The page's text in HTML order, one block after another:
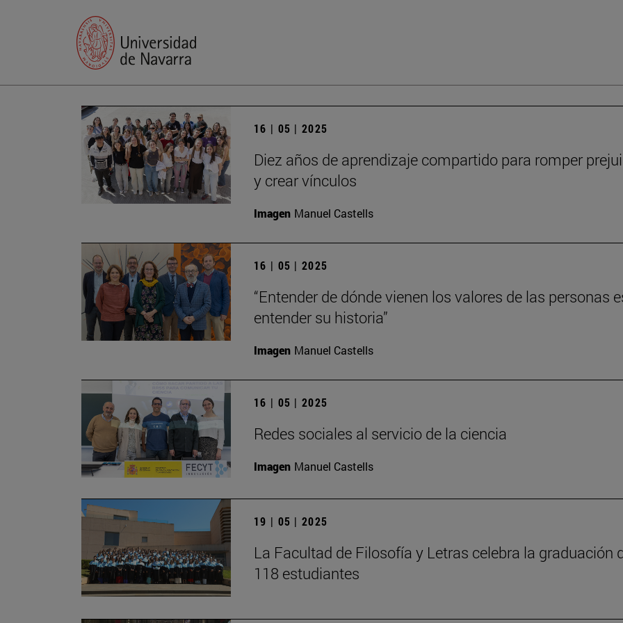
16 | 05 | 2025
Diez años de aprendizaje compartido para romper
y crear vínculos
Imagen Manuel Castells
16 | 05 | 2025
“Entender de dónde vienen los valores de las personas
entender su historia”
Imagen Manuel Castells
16 | 05 | 2025
Redes sociales al servicio de la ciencia
Imagen Manuel Castells
19 | 05 | 2025
La Facultad de Filosofía y Letras celebra la graduación
118 estudiantes